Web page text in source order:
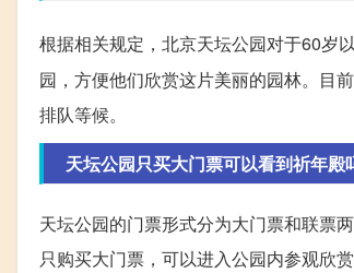
根据相关规定，北京天坛公园对于60岁
园，方便他们欣赏这片美丽的园林。目
排队等候。
天坛公园只买大门票可以看到祈年殿
天坛公园的门票形式分为大门票和联票
只购买大门票，可以进入公园内参观欣